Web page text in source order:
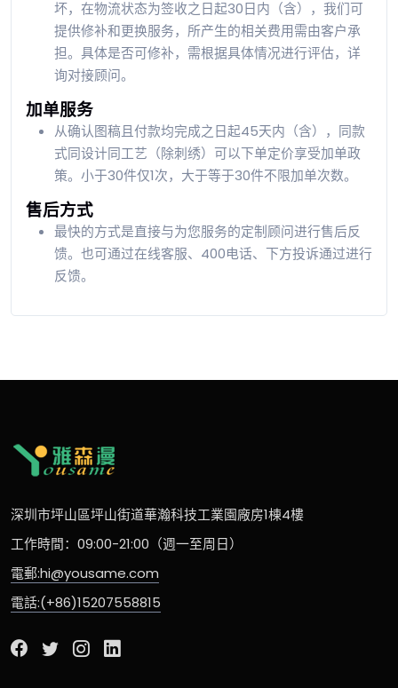
坏，在物流状态为签收之日起30日内（含），我们可
提供修补和更换服务，所产生的相关费用需由客户承
担。具体是否可修补，需根据具体情况进行评估，详
询对接顾问。
加单服务
从确认图稿且付款均完成之日起45天内（含），同款
式同设计同工艺（除刺绣）可以下单定价享受加单政
策。小于30件仅1次，大于等于30件不限加单次数。
售后方式
最快的方式是直接与为您服务的定制顾问进行售后反
馈。也可通过在线客服、400电话、下方投诉通过进行
反馈。
深圳市坪山區坪山街道華瀚科技工業園廠房1棟4樓
工作時間：09:00-21:00（週一至周日）
電郵:hi@yousame.com
電話:(+86)15207558815